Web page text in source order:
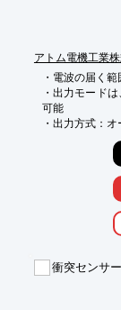
アトム電機工業
・電波の届く
・出力モード
可能
・出力方式：
・電源：DC12
○送信機は用途
※詳細に関し
ウロードして
衝突センサ